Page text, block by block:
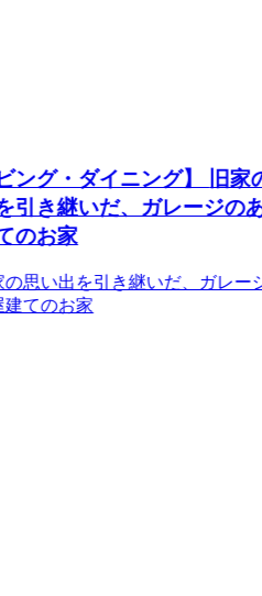
ニング】旧家の思
ガレージのある平
【リ
かに